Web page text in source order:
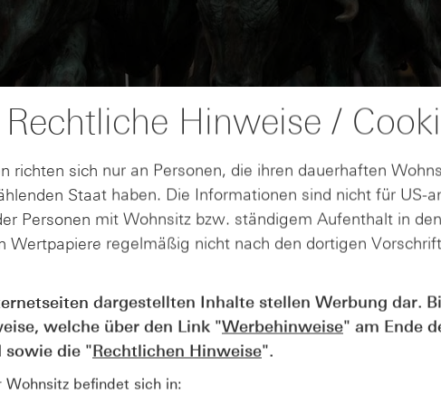
07
Wie lange bleibt der DAX® in
Rekordlaune? - ntv Zertifikate
07.08.26
Rechtliche Hinweise /
richten sich nur an Personen, die ihren dauerhaften
Staat haben. Die Informationen sind nicht für US-
Personen mit Wohnsitz bzw. ständigem Aufenthalt in
Wertpapiere regelmäßig nicht nach den dortigen
dargestellten Inhalte stellen Werbung dar.
welche über den Link "Werbehinweise" am Ende
sowie die "Rechtlichen Hinweise".
Wohnsitz befindet sich in: